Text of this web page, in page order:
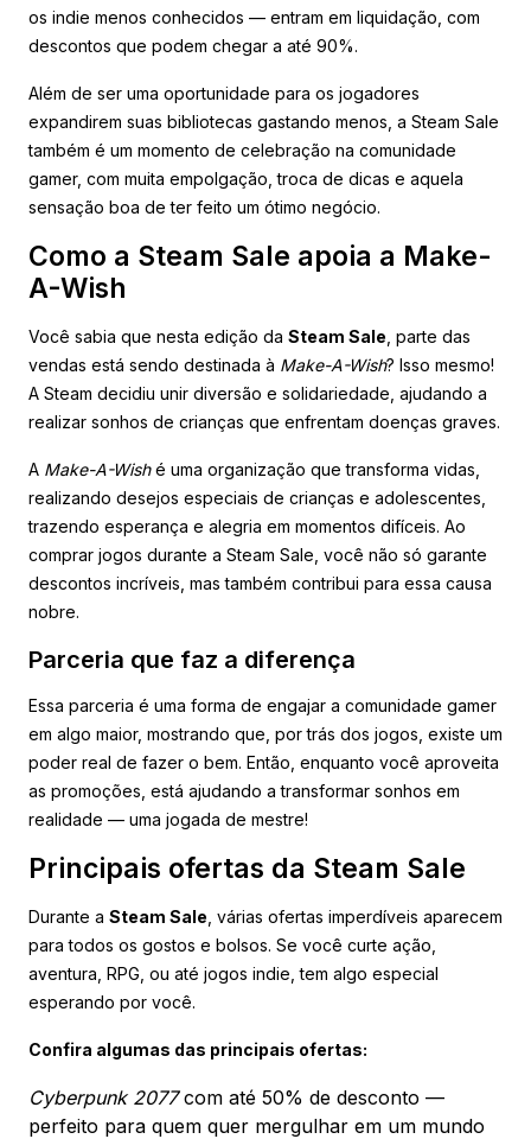
os indie menos conhecidos — entram em liquidação, com
descontos que podem chegar a até 90%.
Além de ser uma oportunidade para os jogadores
expandirem suas bibliotecas gastando menos, a Steam Sale
também é um momento de celebração na comunidade
gamer, com muita empolgação, troca de dicas e aquela
sensação boa de ter feito um ótimo negócio.
Como a Steam Sale apoia a Make-
A-Wish
Você sabia que nesta edição da Steam Sale , parte das
vendas está sendo destinada à Make-A-Wish? Isso mesmo!
A Steam decidiu unir diversão e solidariedade, ajudando a
realizar sonhos de crianças que enfrentam doenças graves.
A Make-A-Wishé uma organização que transforma vidas,
realizando desejos especiais de crianças e adolescentes,
trazendo esperança e alegria em momentos difíceis. Ao
comprar jogos durante a Steam Sale, você não só garante
descontos incríveis, mas também contribui para essa causa
nobre.
Parceria que faz a diferença
Essa parceria é uma forma de engajar a comunidade gamer
em algo maior, mostrando que, por trás dos jogos, existe um
poder real de fazer o bem. Então, enquanto você aproveita
as promoções, está ajudando a transformar sonhos em
realidade — uma jogada de mestre!
Principais ofertas da Steam Sale
Durante a Steam Sale , várias ofertas imperdíveis aparecem
para todos os gostos e bolsos. Se você curte ação,
aventura, RPG, ou até jogos indie, tem algo especial
esperando por você.
Confira algumas das principais ofertas:
Cyberpunk 2077com até 50% de desconto —
perfeito para quem quer mergulhar em um mundo